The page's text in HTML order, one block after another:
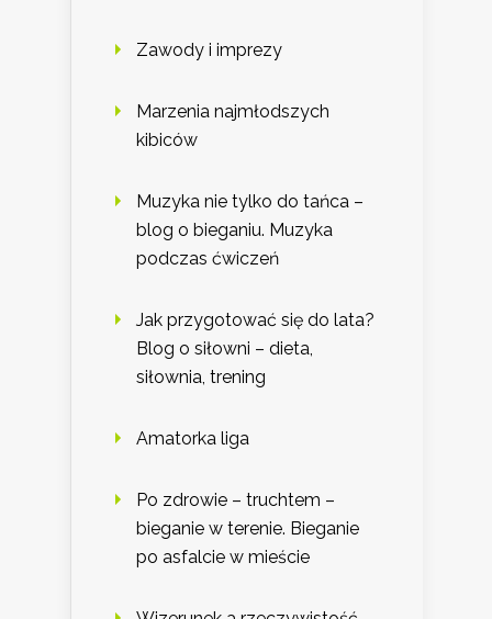
Zawody i imprezy
Marzenia najmłodszych
kibiców
Muzyka nie tylko do tańca –
blog o bieganiu. Muzyka
podczas ćwiczeń
Jak przygotować się do lata?
Blog o siłowni – dieta,
siłownia, trening
Amatorka liga
Po zdrowie – truchtem –
bieganie w terenie. Bieganie
po asfalcie w mieście